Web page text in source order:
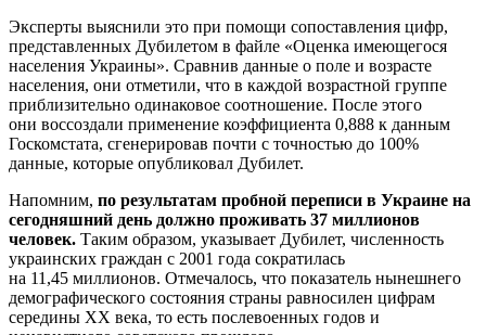
Эксперты выяснили это при помощи сопоставления цифр,
представленных Дубилетом в файле «Оценка имеющегося
населения Украины». Сравнив данные о поле и возрасте
населения, они отметили, что в каждой возрастной группе
приблизительно одинаковое соотношение. После этого
они воссоздали применение коэффициента 0,888 к данным
Госкомстата, сгенерировав почти с точностью до 100%
данные, которые опубликовал Дубилет.
Напомним, по результатам пробной переписи в Украине на
сегодняшний день должно проживать 37 миллионов
человек. Таким образом, указывает Дубилет, численность
украинских граждан с 2001 года сократилась
на 11,45 миллионов. Отмечалось, что показатель нынешнего
демографического состояния страны равносилен цифрам
середины XX века, то есть послевоенных годов и